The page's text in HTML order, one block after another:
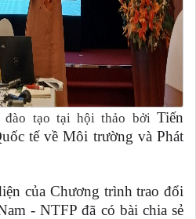
đào tạo tại hội thảo bởi Tiến
tế về Môi trường và Phát
của Chương trình trao đổi
- NTFP đã có bài chia sẻ